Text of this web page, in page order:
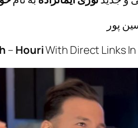
پور
– HouriWith Direct Links